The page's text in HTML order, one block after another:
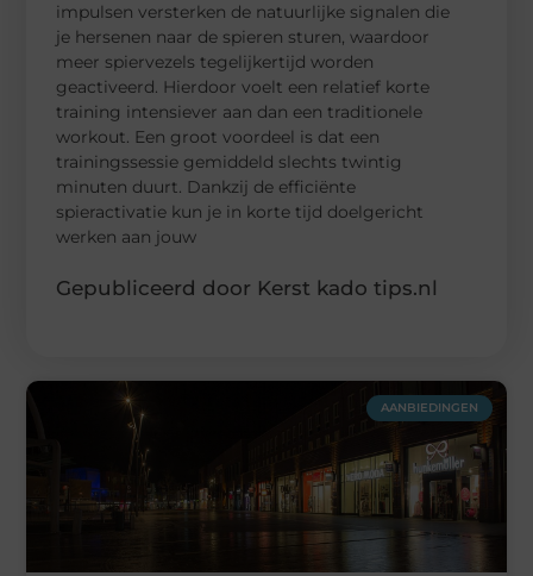
impulsen versterken de natuurlijke signalen die
je hersenen naar de spieren sturen, waardoor
meer spiervezels tegelijkertijd worden
geactiveerd. Hierdoor voelt een relatief korte
training intensiever aan dan een traditionele
workout. Een groot voordeel is dat een
trainingssessie gemiddeld slechts twintig
minuten duurt. Dankzij de efficiënte
spieractivatie kun je in korte tijd doelgericht
werken aan jouw
Gepubliceerd door Kerst kado tips.nl
AANBIEDINGEN